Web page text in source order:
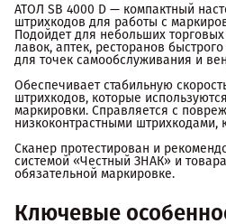
АТОЛ SB 4000 D — компактный
штрихкодов для работы с
Подойдет для небольших
лавок, аптек, ресторанов
для точек самообслуживания и
Обеспечивает стабильную
штрихкодов, которые
маркировки. Справляется с
низкоконтрастными штрихкодами,
Сканер протестирован и
системой «Честный ЗНАК» и
обязательной маркировке.
Ключевые